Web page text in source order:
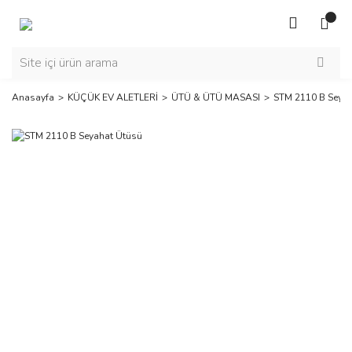
Anasayfa KÜÇÜK EV ALETLERİ ÜTÜ & ÜTÜ MASASI STM 2110 B